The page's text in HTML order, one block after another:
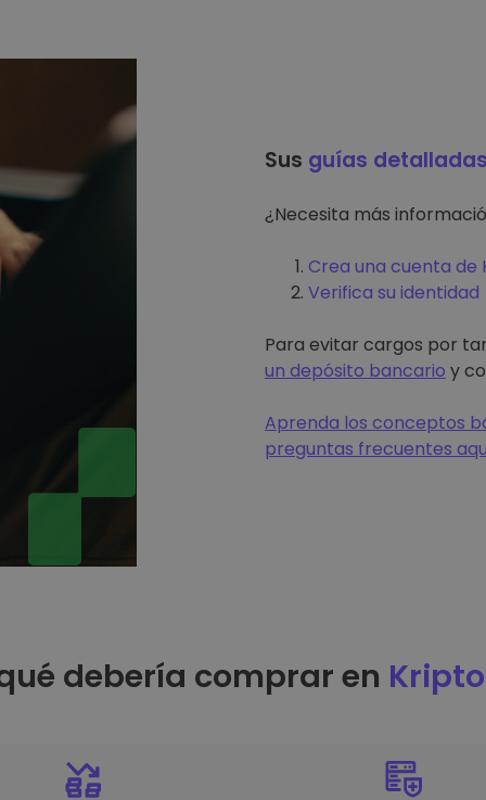
Sus guías detalladas
¿Necesita más
Crea una cuenta
Verifica su identidad
Para evitar cargos por
un depósito bancario y
Aprenda los conceptos
preguntas frecuentes
debería comprar en